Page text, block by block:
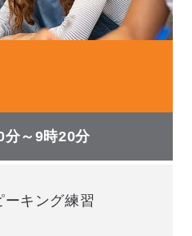
分～9時20分
ーキング練習